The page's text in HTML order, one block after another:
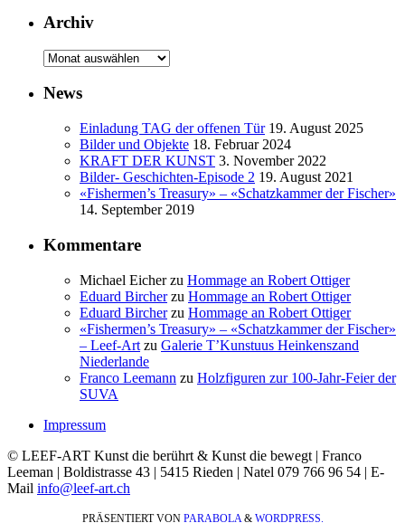
Archiv
Archiv
News
Einladung TAG der offenen Tür 19. August 2025
Bilder und Objekte 18. Februar 2024
KRAFT DER KUNST 3. November 2022
Bilder- Geschichten-Episode 2 19. August 2021
«Fishermen’s Treasury» – «Schatzkammer der Fischer»
14. September 2019
Kommentare
Michael Eicherzu Hommage an Robert Ottiger
Eduard Bircherzu Hommage an Robert Ottiger
Eduard Bircherzu Hommage an Robert Ottiger
«Fishermen’s Treasury» – «Schatzkammer der Fischer»
– Leef-Art zu Galerie T’Kunstuus Heinkenszand
Niederlande
Franco Leemann zu Holzfiguren zur 100-Jahr-Feier der
SUVA
Impressum
© LEEF-ART Kunst die berührt & Kunst die bewegt | Franco
Leeman | Boldistrasse 43 | 5415 Rieden | Natel 079 766 96 54 | E-
Mail info@leef-art.ch
PRÄSENTIERT VON PARABOLA& WORDPRESS.